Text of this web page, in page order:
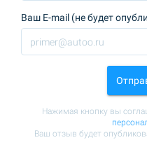
Ваш E-mail (не будет
Нажимая кнопку вы
Ваш отзыв будет